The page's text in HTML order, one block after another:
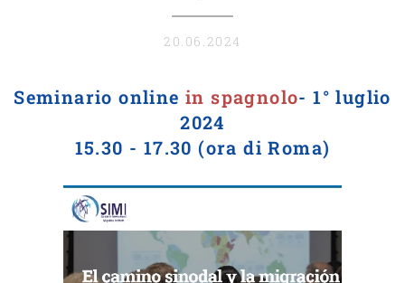
20.06.2024
Seminario online in spagnolo- 1° luglio
2024
15.30 - 17.30 (ora di Roma)